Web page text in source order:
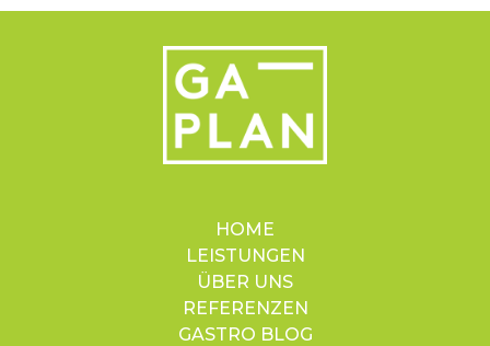
HOME
LEISTUNGEN
ÜBER UNS
REFERENZEN
GASTRO BLOG